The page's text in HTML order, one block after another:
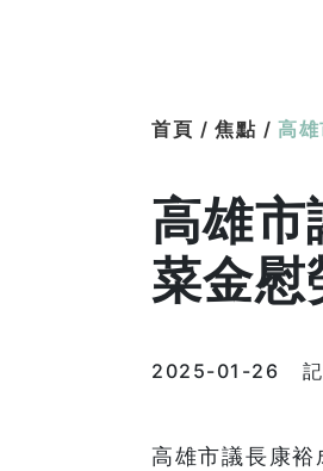
首頁 / 焦點 / 高
高雄市
菜金慰
2025-01-26
高雄市議長康